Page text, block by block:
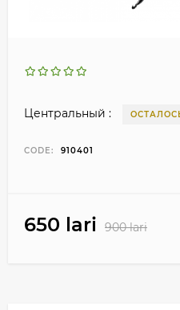
Центральный :
CODE: 910401
650 lari 900 lari